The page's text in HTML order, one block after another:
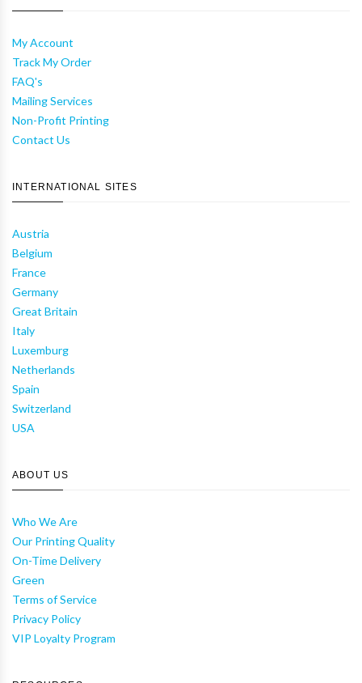
My Account
Track My Order
FAQ's
Mailing Services
Non-Profit Printing
Contact Us
INTERNATIONAL SITES
Austria
Belgium
France
Germany
Great Britain
Italy
Luxemburg
Netherlands
Spain
Switzerland
USA
ABOUT US
Who We Are
Our Printing Quality
On-Time Delivery
Green
Terms of Service
Privacy Policy
VIP Loyalty Program